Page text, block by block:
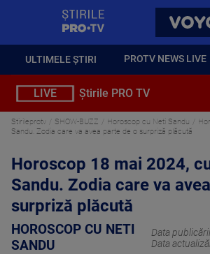
ULTIMELE ȘTIRI PROTV NEWS LIVE
LIVE Știrile PRO TV
Stirileprotv SHOW-BUZZ Horoscop cu Neti Sandu
Sandu. Zodia care va avea parte de o surpriză plăcută
Horoscop 18 mai 2024,
Sandu. Zodia care va
surpriză plăcută
HOROSCOP CU NETI
SANDU
Data publicării:
Data